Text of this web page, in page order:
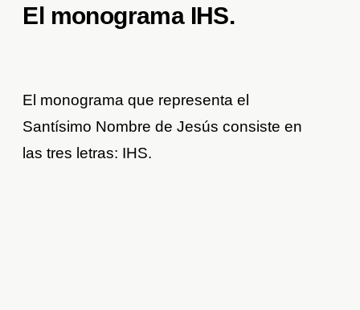
El monograma IHS.
El monograma que representa el
Santísimo Nombre de Jesús consiste en
las tres letras: IHS.